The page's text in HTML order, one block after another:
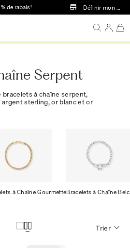
Passer au contenu principal
de rabais† Définir mon
Serpent
à chaîne serpent,
sterling, or blanc et or
à Chaîne GourmetteBracelets à Chaîne
Trier